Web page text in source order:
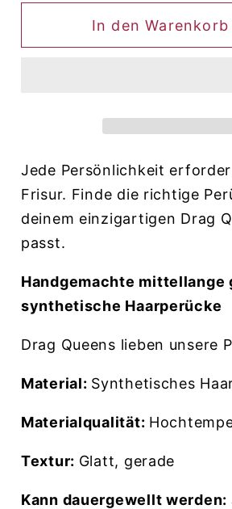
CatherineCatherine
In den Warenkorb
Jede Persönlichkeit
Frisur. Finde die richtige
deinem einzigartigen Drag
passt.
Handgemachte mittellange
synthetische Haarperücke
Drag Queens lieben unsere
Material: Synthetisches
Materialqualität:
Textur: Glatt, gerade
Kann dauergewellt werden: